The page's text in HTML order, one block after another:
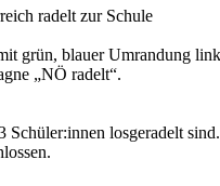
„NÖ radelt“.
Schüler:innen losgeradelt sind.